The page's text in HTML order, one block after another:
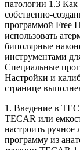
патологии 1.3 Как
собственно-
программой Free
использовать
биполярные
инструментами
Специальные
Настройки и
странице
1. Введение в
TECAR или
настроить
программу из